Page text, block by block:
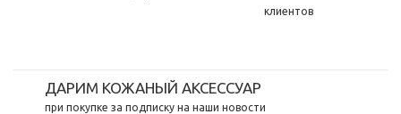
клиентов
ДАРИМ КОЖАНЫЙ АКСЕССУАР
при покупке за подписку на наши новости